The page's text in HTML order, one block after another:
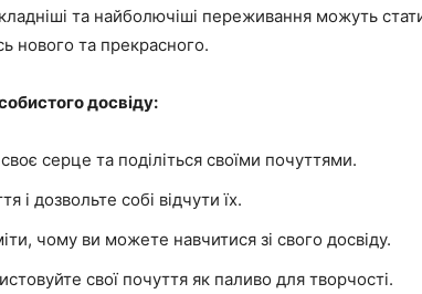
та найболючіші переживання можуть
нового та прекрасного.
досвіду:
серце та поділіться своїми почуттями.
і дозвольте собі відчути їх.
чому ви можете навчитися зі свого досвіду.
свої почуття як паливо для творчості.